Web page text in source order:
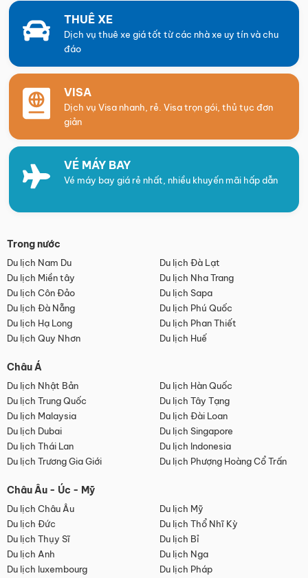
THUÊ XE
Dịch vụ thuê xe giá tốt từ các nhà xe uy tín và chu
đáo
VISA
Dịch vụ Visa nhanh, rẻ. Visa trọn gói, thủ tục đơn
giản
VÉ MÁY BAY
Vé máy bay giá rẻ nhất, nhiều khuyến mãi hấp dẫn
Trong nước
Du lịch Nam Du
Du lịch Đà Lạt
Du lịch Miền tây
Du lịch Nha Trang
Du lịch Côn Đảo
Du lịch Sapa
Du lịch Đà Nẵng
Du lịch Phú Quốc
Du lịch Hạ Long
Du lịch Phan Thiết
Du lịch Quy Nhơn
Du lịch Huế
Châu Á
Du lịch Nhật Bản
Du lịch Hàn Quốc
Du lịch Trung Quốc
Du lịch Tây Tạng
Du lịch Malaysia
Du lịch Đài Loan
Du lịch Dubai
Du lịch Singapore
Du lịch Thái Lan
Du lịch Indonesia
Du lịch Trương Gia Giới
Du lịch Phượng Hoàng Cổ Trấn
Châu Âu - Úc - Mỹ
Du lịch Châu Âu
Du lịch Mỹ
Du lịch Đức
Du lịch Thổ Nhĩ Kỳ
Du lịch Thụy Sĩ
Du lịch Bỉ
Du lịch Anh
Du lịch Nga
Du lịch luxembourg
Du lịch Pháp